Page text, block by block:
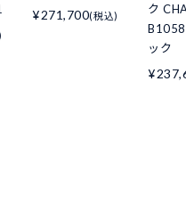
¥271,700(税込)
ク
ック